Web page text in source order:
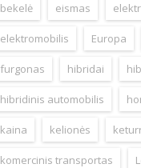
bekelė eismas
elektromobilis Europa
furgonas hibridai
hibridinis automobilis
kaina kelionės
komercinis transportas